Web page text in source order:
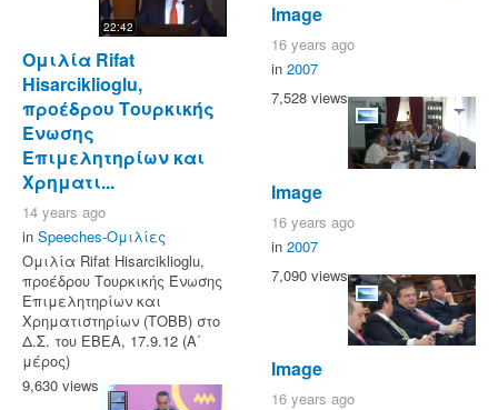
22:42
Ομιλία Rifat
Hisarciklioglu,
προέδρου Τουρκικής
Ένωσης
Επιμελητηρίων και
Χρηματι...
14 years ago
in Speeches-Ομιλίες
Ομιλία Rifat Hisarciklioglu,
προέδρου Τουρκικής Ένωσης
Επιμελητηρίων και
Χρηματιστηρίων (ΤΟΒΒ) στο
Δ.Σ. του ΕΒΕΑ, 17.9.12 (Α΄
μέρος)
9,630 views
Image
16 years ago
in 2007
7,528 views
Image
16 years ago
in 2007
7,090 views
Image
16 years ago